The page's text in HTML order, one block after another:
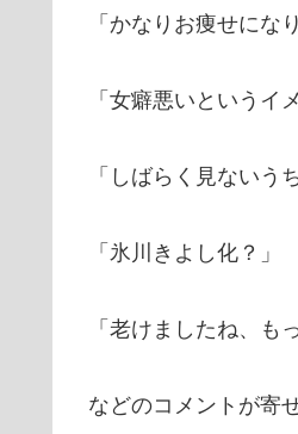
「かなりお痩せにな
「女癖悪いというイ
「しばらく見ないう
「氷川きよし化？」
「老けましたね、も
などのコメントが寄